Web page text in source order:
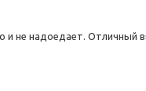
и не надоедает.